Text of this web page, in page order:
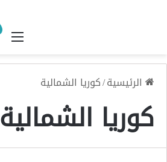
القائمة
الرئيسية/كوريا الشمالية
كوريا الشمالية